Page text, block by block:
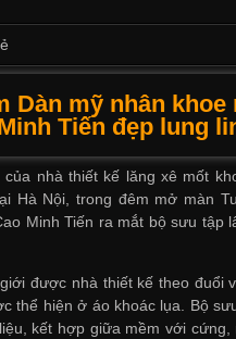
Dàn mỹ nhân khoe
Tiến đẹp lung
nhà thiết kế lăng xê mốt
Hà Nội, trong đêm mở màn
Minh Tiến ra mắt bộ sưu tập
được nhà thiết kế theo đuổi
thể hiện ở áo khoác lụa. Bộ
kết hợp giữa mềm với cứng,